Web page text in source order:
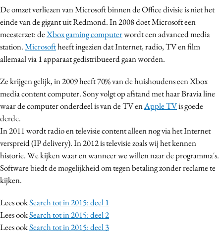
Digital transformation
Diversiteit
Effectiviteit
Gedragsverandering
Influencer marketing
Interne communicatie
Martech
Media
Merkstrategie
Programmatic
Purpose Marketing
Reputatie & crisis
De omzet verliezen van Microsoft binnen de Office divisie is niet het
einde van de gigant uit Redmond. In 2008 doet Microsoft een
meesterzet: deXbox gaming computerwordt een advanced media
station.Microsoftheeft ingezien dat Internet, radio, TV en film
allemaal via 1 apparaat gedistribueerd gaan worden.
Ze krijgen gelijk, in 2009 heeft 70% van de huishoudens een Xbox
media content computer. Sony volgt op afstand met haar Bravia line
waar de computer onderdeel is van de TV enApple TVis goede
derde.
In 2011 wordt radio en televisie content alleen nog via het Internet
verspreid (IP delivery). In 2012 is televisie zoals wij het kennen
historie. We kijken waar en wanneer we willen naar de programma's.
Software biedt de mogelijkheid om tegen betaling zonder reclame te
kijken.
Lees ookSearch tot in 2015: deel 1
Lees ookSearch tot in 2015: deel 2
Lees ookSearch tot in 2015: deel 3